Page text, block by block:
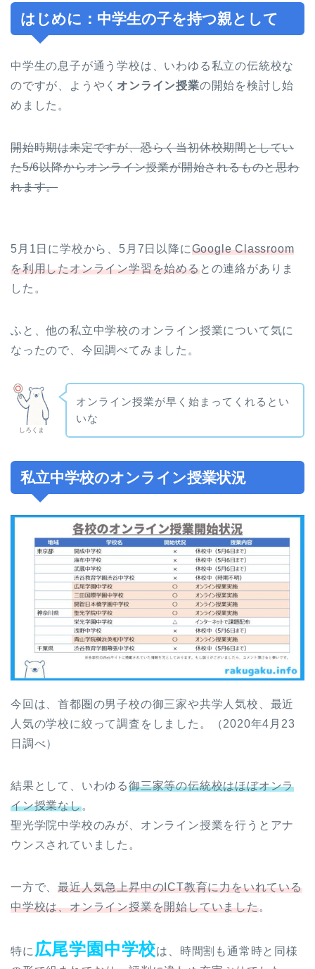
はじめに：中学生の子を持つ親として
中学生の息子が通う学校は、いわゆる私立の伝統校な
のですが、ようやく オンライン授業の開始を検討し始
めました。
開始時期は未定ですが、恐らく当初休校期間としてい
た5/6以降からオンライン授業が開始されるものと思わ
れます。
5月1日に学校から、5月7日以降にGoogle Classroom
を利用したオンライン学習を始めるとの連絡がありま
した。
ふと、他の私立中学校のオンライン授業について気に
なったので、今回調べてみました。
しろくま
オンライン授業が早く始まってくれるとい
いな
私立中学校のオンライン授業状況
今回は、首都圏の男子校の御三家や共学人気校、最近
人気の学校に絞って調査をしました。（2020年4月23
日調べ）
結果として、いわゆる御三家等の伝統校はほぼオンラ
イン授業なし。
聖光学院中学校のみが、オンライン授業を行うとアナ
ウンスされていました。
一方で、最近人気急上昇中のICT教育に力をいれている
中学校は、オンライン授業を開始していました。
特に 広尾学園中学校は、時間割も通常時と同様